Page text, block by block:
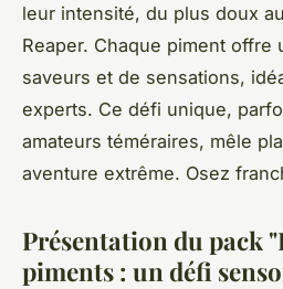
leur intensité, du plus doux
Reaper. Chaque piment offre
saveurs et de sensations,
experts. Ce défi unique,
amateurs téméraires, mêle
aventure extrême. Osez
Présentation du pack
piments : un défi